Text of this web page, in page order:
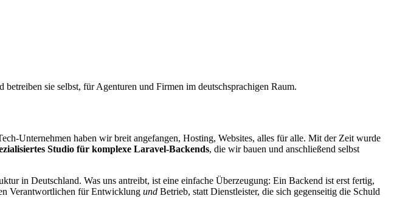
sie selbst, für Agenturen und Firmen im deutschsprachigen Raum.
Unternehmen haben wir breit angefangen, Hosting, Websites, alles für alle. Mit der Zeit wurde
Studio für komplexe Laravel-Backends, die wir bauen und anschließend selbst
in Deutschland. Was uns antreibt, ist eine einfache Überzeugung: Ein Backend ist erst fertig,
Verantwortlichen für Entwicklung und Betrieb, statt Dienstleister, die sich gegenseitig die Schuld